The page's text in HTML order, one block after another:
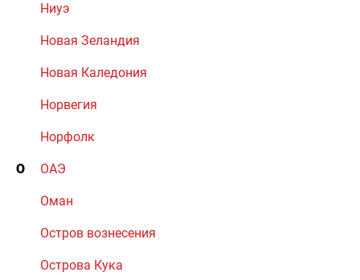
Ниуэ
Новая Зеландия
Новая Каледония
Норвегия
Норфолк
О ОАЭ
Оман
Остров вознесения
Острова Кука